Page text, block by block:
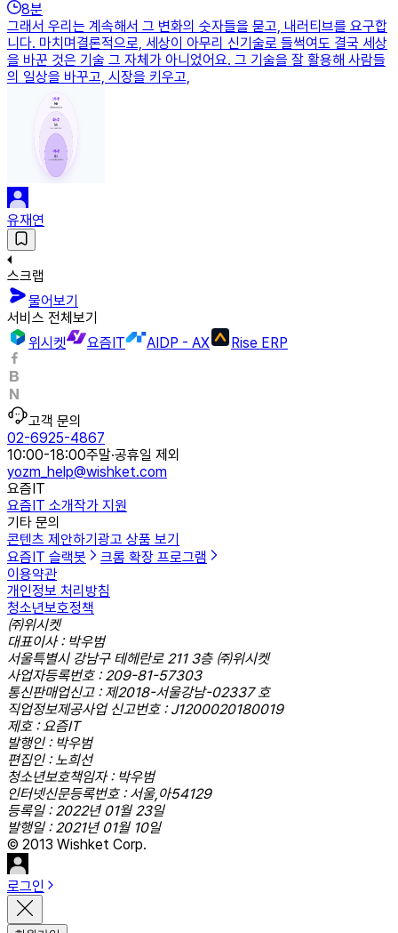
8분
그래서 우리는 계속해서 그 변화의 숫자들을 묻고, 내러티브를 요구합
니다. 마치며결론적으로, 세상이 아무리 신기술로 들썩여도 결국 세상
을 바꾼 것은 기술 그 자체가 아니었어요. 그 기술을 잘 활용해 사람들
의 일상을 바꾸고, 시장을 키우고,
유재연
스크랩
물어보기
서비스 전체보기
위시켓
요즘IT AIDP - AX Rise ERP
고객 문의
02-6925-4867
10:00-18:00주말·공휴일 제외
yozm_help@wishket.com
요즘IT
요즘IT 소개작가 지원
기타 문의
콘텐츠 제안하기 광고 상품 보기
요즘IT 슬랙봇
크롬 확장 프로그램
이용약관
개인정보 처리방침
청소년보호정책
㈜위시켓
대표이사 : 박우범
서울특별시 강남구 테헤란로 211 3층 ㈜위시켓
사업자등록번호 : 209-81-57303
통신판매업신고 : 제2018-서울강남-02337 호
직업정보제공사업 신고번호 : J1200020180019
제호 : 요즘IT
발행인 : 박우범
편집인 : 노희선
청소년보호책임자 : 박우범
인터넷신문등록번호 : 서울,아54129
등록일 : 2022년 01월 23일
발행일 : 2021년 01월 10일
© 2013 Wishket Corp.
로그인